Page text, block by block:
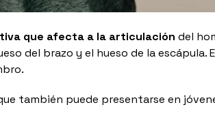
que afecta a la articulacióndel
del brazo y el hueso de la escápula.
también puede presentarse en